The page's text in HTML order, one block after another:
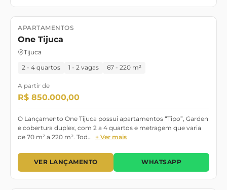
Lançamento
APARTAMENTOS
One Tijuca
Tijuca
2 - 4 quartos 1 - 2 vagas 67 - 220 m²
A partir de
R$ 850.000,00
O Lançamento One Tijuca possui apartamentos “Tipo”, Garden
e cobertura duplex, com 2 a 4 quartos e metragem que varia
de 70 m² a 220 m². Tod… + Ver mais
VER LANÇAMENTO WHATSAPP